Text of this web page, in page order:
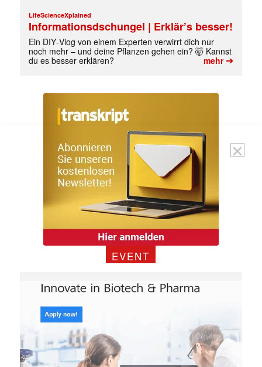
LifeScienceXplained
Informationsdschungel | Erklär’s besser!
Ein DIY‑Vlog von einem Experten verwirrt dich nur
noch mehr – und deine Pflanzen gehen ein? 🤯 Kannst
du es besser erklären?
mehr➔
EVENT